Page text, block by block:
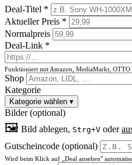
Deal-Titel *
Aktueller Preis *
Normalpreis
Deal-Link *
Funktioniert mit Amazon, MediaMarkt, OTTO
Shop
Kategorie
Kategorie wählen ▾
Bilder (optional)
🖼 Bild ablegen, Strg+V oder
Gutscheincode (optional)
Wird beim Klick auf „Deal ansehen"